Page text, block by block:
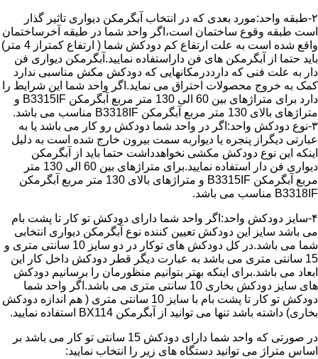
۲-طبقه واحد:مورد بعدی که در انتخاب آبگرمکن دیواری تاثیر گذار
است طبقه وقوع ساختمان است،اگر واحد شما در طبقه آخرساختمان
واقع شده است به علت ارتفاع کم دودکش شما ( ارتفاع کمتراز 4 متر)
باید حتما از آبگرمکن های فن داراستفاده نمایید.آبگرمکن دیواری فن
دار به علت فنی که دارددرمکانهایی که دودکش مکش مناسبی ندارد
کمک به خروج محصولات احتراق می نماید.اگر واحد شما این شرایط را
دارد برای متراژهای بین 60 الی 130 متر مربع آبگرمکن B3315IF و
متراژهای بالای 130 متر مربع آبگرمکن B3318IF مناسب می باشد.
۳-نوع دودکش واحد:اگر در واحد شما دودکش رو کار می باشد یا به
عبارتی دیگراز پنجره یا دیواربه سمت بیرون خارج شده است به دلیل
اینکه این نوع دودکش مکشی نخواهدداشت حتما باید از آبگرمکن
دیواری فن دار استفاده نمایید.برای متراژهای بین 60 الی 130 متر
مربع آبگرمکن B3315IF و متراژهای بالای 130 متر مربع آبگرمکن
B3318IF مناسب می باشد.
۴-سایز دودکش واحد:اگر واحد شما دارای دودکش تو کار تا پشت بام
می باشد سایز این دودکش تعیین کننده نوع آبگرمکن دیواری انتخابی
شما می باشد.در کل دودکش های توکار در دو سایز 10 سانتی متری و
15 سانتی متری می باشد به عبارت دیگر قطر دودکش داخل کار این
ابعاد می باشد.برای اینکه بهتر بتوانیم منظورمان را برسانیم دودکش
های سایز دودکش بخاری 10 سانتی متری می باشد.اگر واحد شما
دودکش تو کار تا پشت بام با سایز 10 سانتی متری ( هم اندازه دودکش
بخاری) داشته باشد تنها می توانید از آبگرمکن BX114 استفاده نمایید.
در صورتی که واحد شما دارای دودکش 15 سانتی تو کار می باشد بر
اساس متراژ می توانید دستگاه های زیر را انتخاب نمایید: